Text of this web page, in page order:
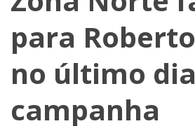
para
no último
campanha